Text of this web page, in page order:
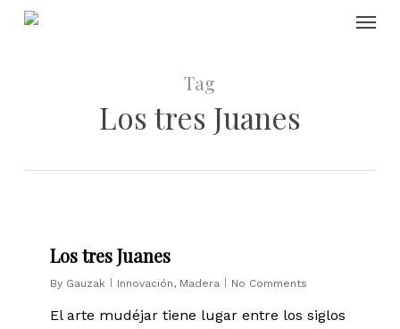
Skip
Tag
Los tres Juanes
Los tres Juanes
By Gauzak Innovación, Madera No Comments
El arte mudéjar tiene lugar entre los siglos